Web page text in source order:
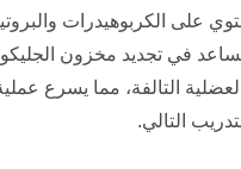
على الكربوهيدرات
في تجديد مخزون
التالفة، مما يسرع
التالي.